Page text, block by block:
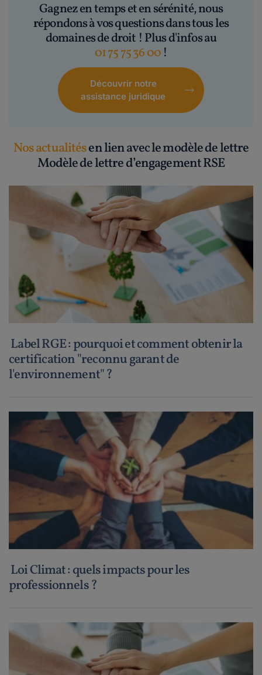
Gagnez en temps et en sérénité, nous
répondons à vos questions dans tous les
domaines de droit ! Plus d'infos au
01 75 75 36 00 !
Découvrir notre
assistance juridique
Nos actualitésen lien avec le modèle de lettre
Modèle de lettre d’engagement RSE
Label RGE : pourquoi et comment obtenir la
certification "reconnu garant de
l'environnement" ?
Loi Climat : quels impacts pour les
professionnels ?